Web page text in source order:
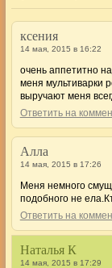
ксения
14 мая, 2015 в 16:22
очень аппетитно
меня мультиварки
выручают меня
Ответить на
Алла
14 мая, 2015 в 17:26
Меня немного
подобного не
Ответить на
Наталья К
14 мая, 2015 в 17:29